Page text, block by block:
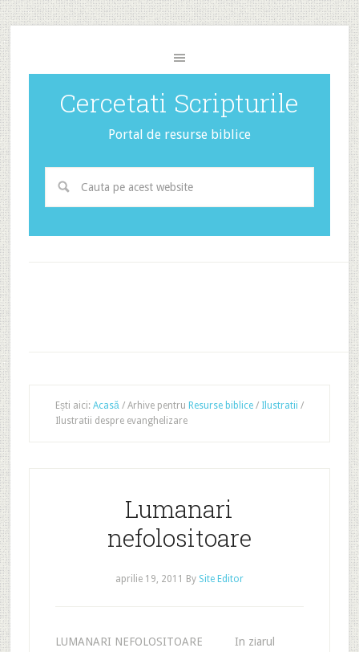
Cercetati Scripturile
Portal de resurse biblice
Ești aici: Acasă /Arhive pentru Resurse biblice / Ilustratii /
Ilustratii despre evanghelizare
Lumanari
nefolositoare
aprilie 19, 2011 By Site Editor
LUMANARI NEFOLOSITOARE In ziarul